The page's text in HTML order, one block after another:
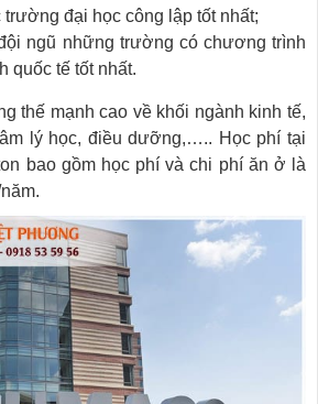
đại học công lập tốt nhất;
ngũ những trường có chương trình
quốc tế tốt nhất.
thế mạnh cao về khối ngành kinh tế,
lý học, điều dưỡng,….. Học phí tại
bao gồm học phí và chi phí ăn ở là